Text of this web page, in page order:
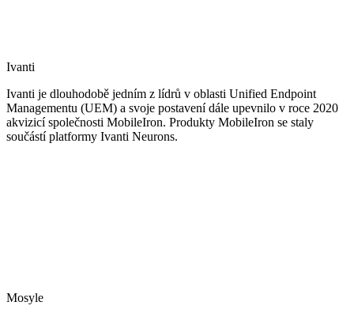
Ivanti
Ivanti je dlouhodobě jedním z lídrů v oblasti Unified Endpoint
Managementu (UEM) a svoje postavení dále upevnilo v roce 2020
akvizicí společnosti MobileIron. Produkty MobileIron se staly
součástí platformy Ivanti Neurons.
Mosyle